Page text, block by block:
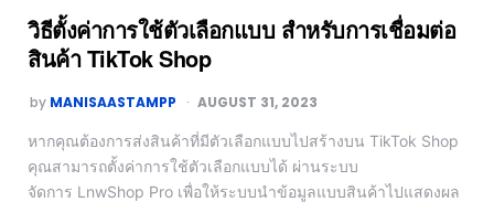
วิธีตั้งค่าการใช้ตัวเลือกแบบ สำหรับการเชื่อมต่อ
สินค้า TikTok Shop
by MANISAASTAMPP AUGUST 31, 2023
หากคุณต้องการส่งสินค้าที่มีตัวเลือกแบบไปสร้างบน TikTok Shop
คุณสามารถตั้งค่าการใช้ตัวเลือกแบบได้ ผ่านระบบ
จัดการ LnwShop Pro เพื่อให้ระบบนำข้อมูลแบบสินค้าไปแสดงผล